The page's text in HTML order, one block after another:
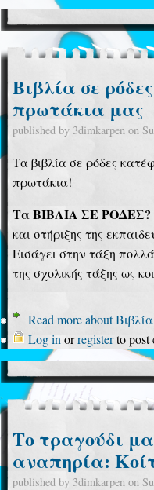
Βιβλία σε
πρωτάκια μας
published by 3dimkarpen on
Τα βιβλία σε ρόδες
πρωτάκια!
Τα ΒΙΒΛΙΑ ΣΕ ΡΟΔΕΣ?
και στήριξης της
Εισάγει στην τάξη
της σχολικής τάξης ως
Read moreabout
Log in orregisterto post
Το τραγούδι
αναπηρία:
published by 3dimkarpen on